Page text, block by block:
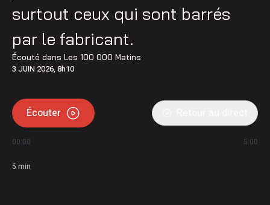
surtout ceux qui sont barrés
par le fabricant.
Écouté dans Les 100 000 Matins
3 JUIN 2026, 8h10
Écouter
00:00 5:00
5 min